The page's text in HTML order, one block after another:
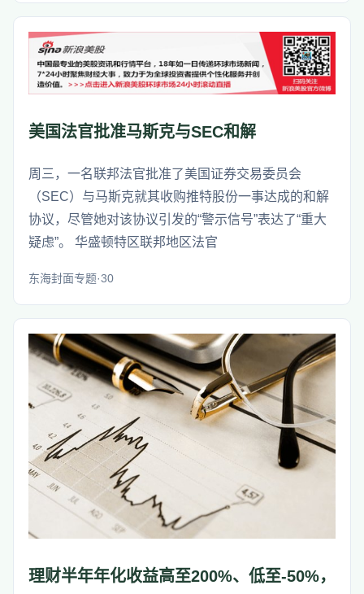
美国法官批准马斯克与SEC和解
周三，一名联邦法官批准了美国证券交易委员会
（SEC）与马斯克就其收购推特股份一事达成的和解
协议，尽管她对该协议引发的“警示信号”表达了“重大
疑虑”。 华盛顿特区联邦地区法官
东海封面专题·30
理财半年年化收益高至200%、低至-50%，